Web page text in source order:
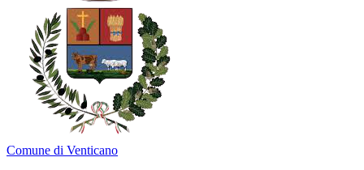
Comune di Venticano